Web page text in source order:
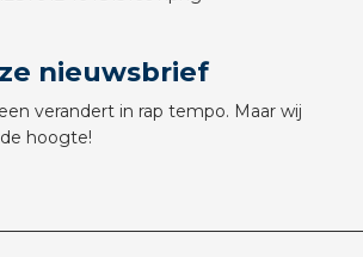
nieuwsbrief
verandert in rap tempo. Maar wij
hoogte!